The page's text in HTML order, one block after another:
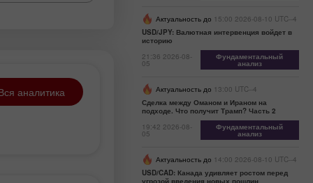
аналитика
Актуальность до 15:00 2026-08-10 UTC--4
USD/JPY: Валютная интервенция войдет в
историю
21:36 2026-08-
05
Фундаментальный
анализ
Актуальность до 13:00 UTC--4
Сделка между Оманом и Ираном на
подходе. Что получит Трамп? Часть 2
19:42 2026-08-
05
Фундаментальный
анализ
Актуальность до 14:00 2026-08-10 UTC--4
USD/CAD: Канада удивляет ростом перед
угрозой введения новых пошлин